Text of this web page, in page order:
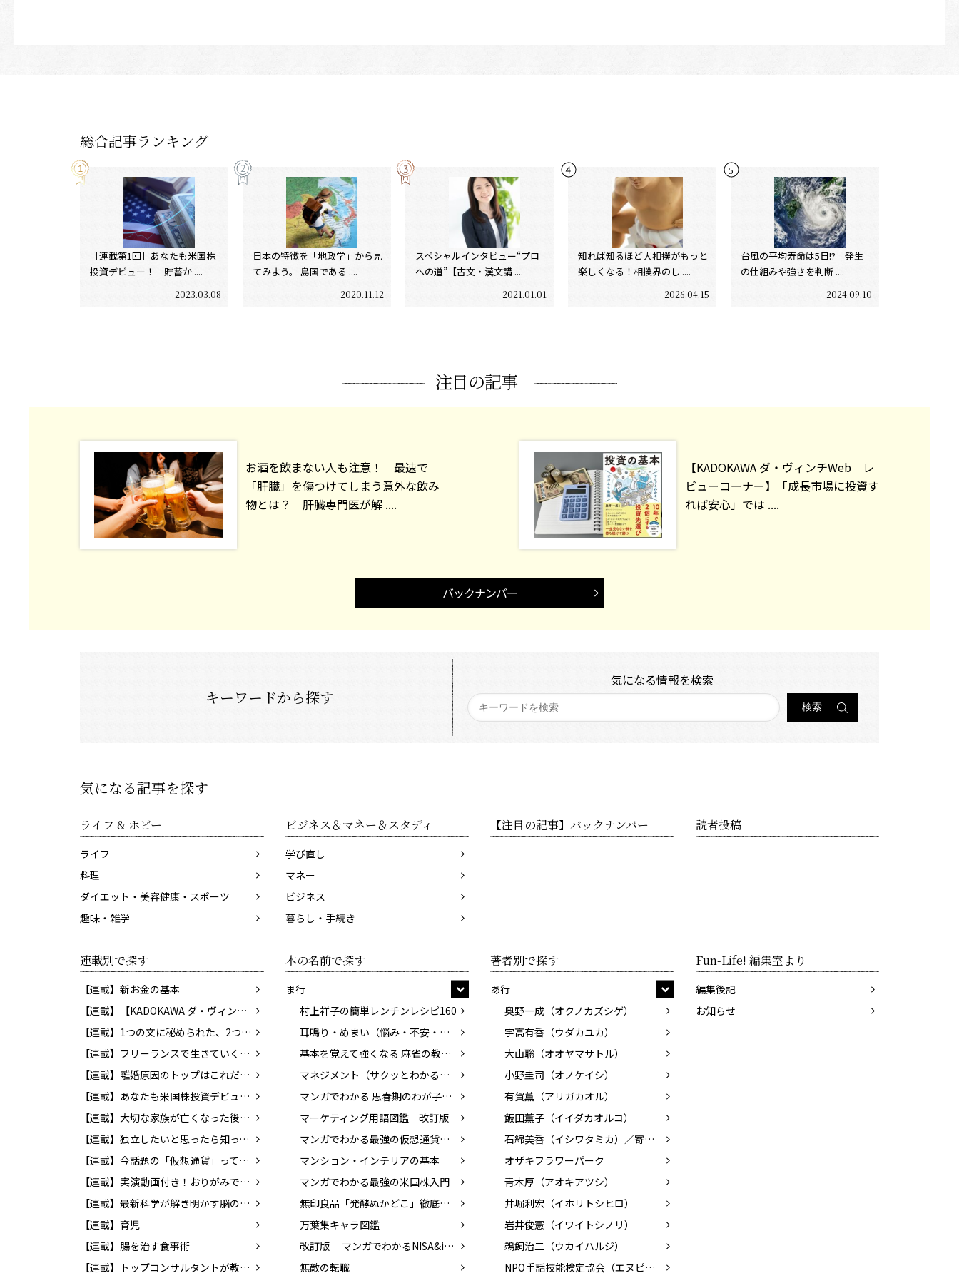
総合記事ランキング
［連載第1回］あなたも米国株
投資デビュー！ 貯蓄か ....
2023.03.08
日本の特徴を「地政学」から見
てみよう。 島国である ....
2020.11.12
スペシャルインタビュー“プロ
への道”【古文・漢文講 ....
2021.01.01
知れば知るほど大相撲がもっと
楽しくなる！相撲界のし ....
2026.04.15
台風の平均寿命は5日!? 発生
の仕組みや強さを判断 ....
2024.09.10
注目の記事
お酒を飲まない人も注意！ 最速で
「肝臓」を傷つけてしまう意外な飲み
物とは？ 肝臓専門医が解 ....
【KADOKAWA ダ・ヴィンチWeb レ
ビューコーナー】「成長市場に投資す
れば安心」では ....
バックナンバー
キーワードから探す
気になる情報を検索
気になる記事を探す
ライフ & ホビー
ライフ
料理
ダイエット・美容健康・スポーツ
趣味・雑学
ビジネス＆マネー＆スタディ
学び直し
マネー
ビジネス
暮らし・手続き
【注目の記事】バックナンバー 読者投稿
連載別で探す
【連載】新お金の基本
【連載】【KADOKAWA ダ・ヴィンチWeb】レビューコーナー
【連載】1つの文に秘められた、2つの意味。あなたはわかりますか？
【連載】フリーランスで生きていくために知っておきたいお金のこと
【連載】離婚原因のトップはこれだ！ 決断の前に考えておきたい問題とは？
【連載】あなたも米国株投資デビュー！ 貯蓄から投資の時代へ
【連載】大切な家族が亡くなった後の手続き
【連載】独立したいと思ったら知っておこう！ 個人事業の始め方
【連載】今話題の「仮想通貨」ってどんなもの？ 知っておきたいマネーの新常識
【連載】実演動画付き！おりがみで楽しく英語を覚えよう！
【連載】最新科学が解き明かす脳のふしぎ
【連載】育児
【連載】腸を治す食事術
【連載】トップコンサルタントが教える！！ 「成功する転職」の方法
本の名前で探す
ま行
村上祥子の簡単レンチンレシピ160
耳鳴り・めまい（悩み・不安・困った！を専門医がスッキリ解決）
基本を覚えて強くなる 麻雀の教科書
マネジメント（サクッとわかるビジネス教養）
マンガでわかる 思春期のわが子と話したい性のこと
マーケティング用語図鑑 改訂版
マンガでわかる最強の仮想通貨入門
マンション・インテリアの基本
マンガでわかる最強の米国株入門
無印良品「発酵ぬかどこ」徹底活用術
万葉集キャラ図鑑
改訂版 マンガでわかるNISA&iDeCo入門
無敵の転職
著者別で探す
あ行
奥野一成（オクノカズシゲ）
宇高有香（ウダカユカ）
大山聡（オオヤマサトル）
小野圭司（オノケイシ）
有賀薫（アリガカオル）
飯田薫子（イイダカオルコ）
石綿美香（イシワタミカ）／寄崎まりを（ヨリサキマリヲ）
オザキフラワーパーク
青木厚（アオキアツシ）
井堀利宏（イホリトシヒロ）
岩井俊憲（イワイトシノリ）
鵜飼治二（ウカイハルジ）
NPO手話技能検定協会（エヌピーオーシュワギノウケンテイキョウカイ）
Fun-Life! 編集室より
編集後記
お知らせ